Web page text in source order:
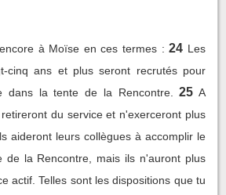
à Moïse en ces termes : 24 Les
cinq ans et plus seront recrutés pour
dans la tente de la Rencontre.
25 A
du service et n'exerceront plus
aideront leurs collègues à accomplir le
de la Rencontre, mais ils n'auront plus
actif. Telles sont les dispositions que tu